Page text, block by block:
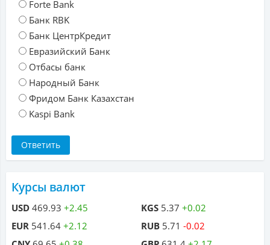
Forte Bank
Банк RBK
Банк ЦентрКредит
Евразийский Банк
Отбасы банк
Народный Банк
Фридом Банк Казахстан
Kaspi Bank
Курсы валют
USD 469.93 +2.45
EUR 541.64 +2.12
KGS 5.37 +0.02
RUB 5.71 -0.02